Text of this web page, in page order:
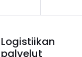
Logistiikan
palvelut